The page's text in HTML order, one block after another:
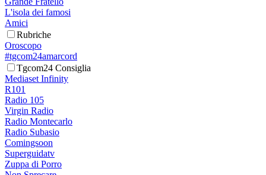
L'isola dei famosi
Amici
Rubriche
Oroscopo
#tgcom24amarcord
Tgcom24 Consiglia
Mediaset Infinity
R101
Radio 105
Virgin Radio
Radio Montecarlo
Radio Subasio
Comingsoon
Superguidatv
Zuppa di Porro